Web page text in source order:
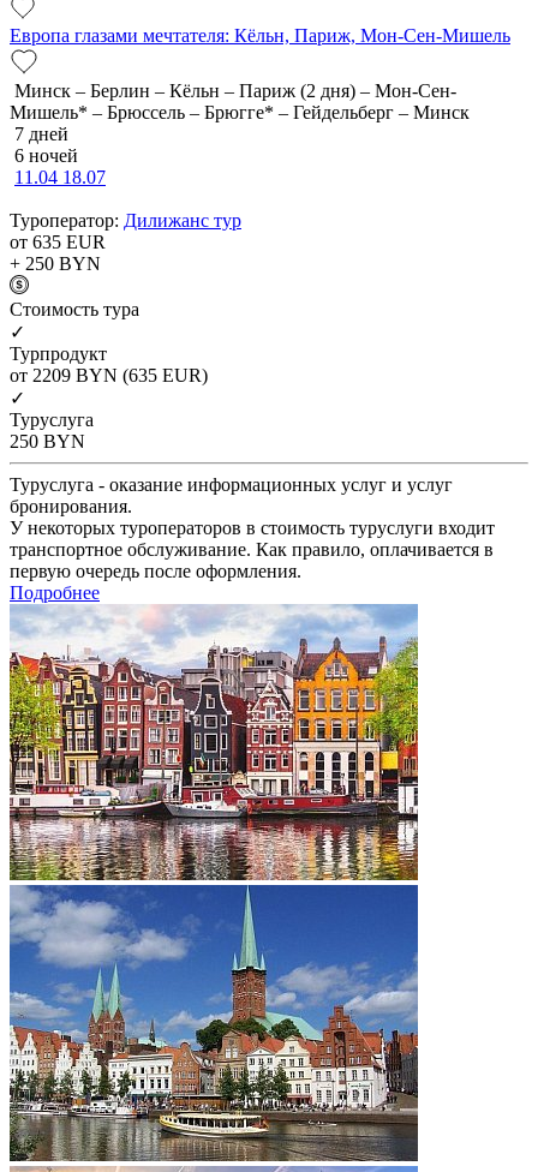
Европа глазами мечтателя: Кёльн, Париж, Мон-Сен-Мишель
Минск – Берлин – Кёльн – Париж (2 дня) – Мон-Сен-
Мишель* – Брюссель – Брюгге* – Гейдельберг – Минск
7 дней
6 ночей
11.04 18.07
Туроператор: Дилижанс тур
от 635 EUR
+ 250 BYN
Cтоимость тура
✓
Турпродукт
от 2209 BYN (635 EUR)
✓
Туруслуга
250 BYN
Туруслуга - оказание информационных услуг и услуг
бронирования.
У некоторых туроператоров в стоимость туруслуги входит
транспортное обслуживание. Как правило, оплачивается в
первую очередь после оформления.
Подробнее